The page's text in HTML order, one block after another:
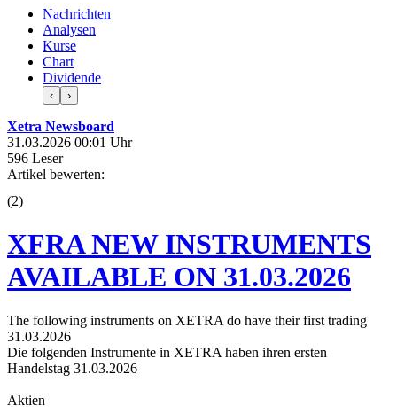
Nachrichten
Analysen
Kurse
Chart
Dividende
‹ ›
Xetra Newsboard
31.03.2026 00:01 Uhr
596 Leser
Artikel bewerten:
(2)
XFRA NEW INSTRUMENTS
AVAILABLE ON 31.03.2026
The following instruments on XETRA do have their first trading
31.03.2026
Die folgenden Instrumente in XETRA haben ihren ersten
Handelstag 31.03.2026
Aktien